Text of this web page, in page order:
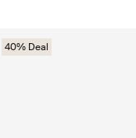
40% Deal